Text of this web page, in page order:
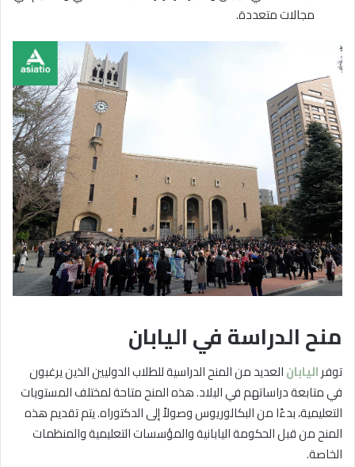
مجالات متعددة.
منح الدراسة في اليابان
توفراليابانالعديد من المنح الدراسية للطلاب الدوليين الذين يرغبون
في متابعة دراساتهم في البلاد. هذه المنح متاحة لمختلف المستويات
التعليمية، بدءًا من البكالوريوس وصولاً إلى الدكتوراه. يتم تقديم هذه
المنح من قبل الحكومة اليابانية والمؤسسات التعليمية والمنظمات
الخاصة.